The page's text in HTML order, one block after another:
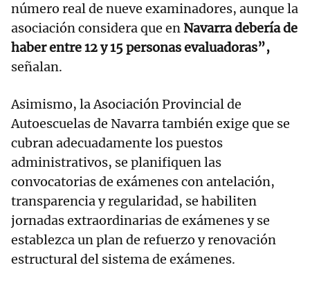
número real de nueve examinadores, aunque la
asociación considera que en Navarra debería de
haber entre 12 y 15 personas evaluadoras”,
señalan.
Asimismo, la Asociación Provincial de
Autoescuelas de Navarra también exige que se
cubran adecuadamente los puestos
administrativos, se planifiquen las
convocatorias de exámenes con antelación,
transparencia y regularidad, se habiliten
jornadas extraordinarias de exámenes y se
establezca un plan de refuerzo y renovación
estructural del sistema de exámenes.